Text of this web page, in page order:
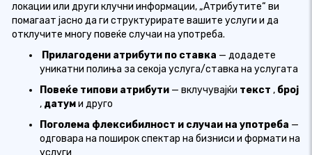
локации или други клучни информации, „Атрибутите“ ви
помагаат јасно да ги структурирате вашите услуги и да
отклучите многу повеќе случаи на употреба.
Прилагодени атрибути по ставка — додадете
уникатни полиња за секоја услуга/ставка на услугата
Повеќе типови атрибути — вклучувајќи текст , број
, датуми друго
Поголема флексибилност и случаи на употреба —
одговара на поширок спектар на бизниси и формати на
услуги